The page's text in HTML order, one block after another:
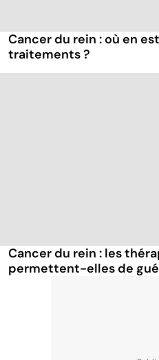
Cancer du rein : où en
traitements ?
Cancer du rein : les
permettent-elles de